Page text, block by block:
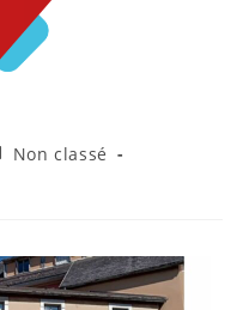
Non classé